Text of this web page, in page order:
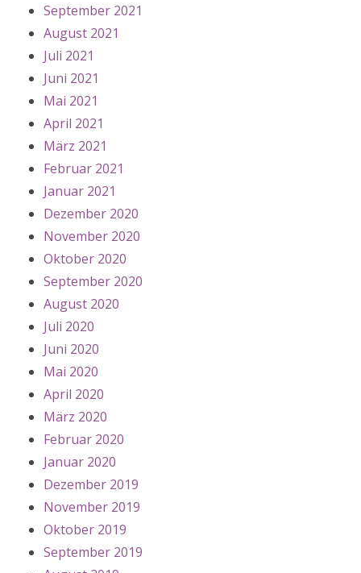
September 2021
August 2021
Juli 2021
Juni 2021
Mai 2021
April 2021
März 2021
Februar 2021
Januar 2021
Dezember 2020
November 2020
Oktober 2020
September 2020
August 2020
Juli 2020
Juni 2020
Mai 2020
April 2020
März 2020
Februar 2020
Januar 2020
Dezember 2019
November 2019
Oktober 2019
September 2019